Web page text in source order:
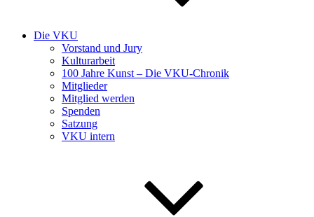
Die VKU
Vorstand und Jury
Kulturarbeit
100 Jahre Kunst – Die VKU-Chronik
Mitglieder
Mitglied werden
Spenden
Satzung
VKU intern